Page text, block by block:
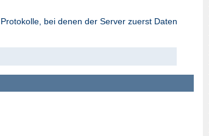
bei denen der Server zuerst Daten